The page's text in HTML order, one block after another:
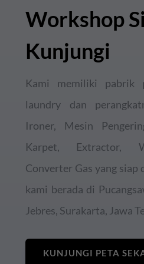
Workshop
Kunjungi
Kami memiliki pabrik
laundry dan
Ironer, Mesin
Karpet, Extractor,
Converter Gas yang
kami berada di
Jebres, Surakarta, Jawa
KUNJUNGI PETA